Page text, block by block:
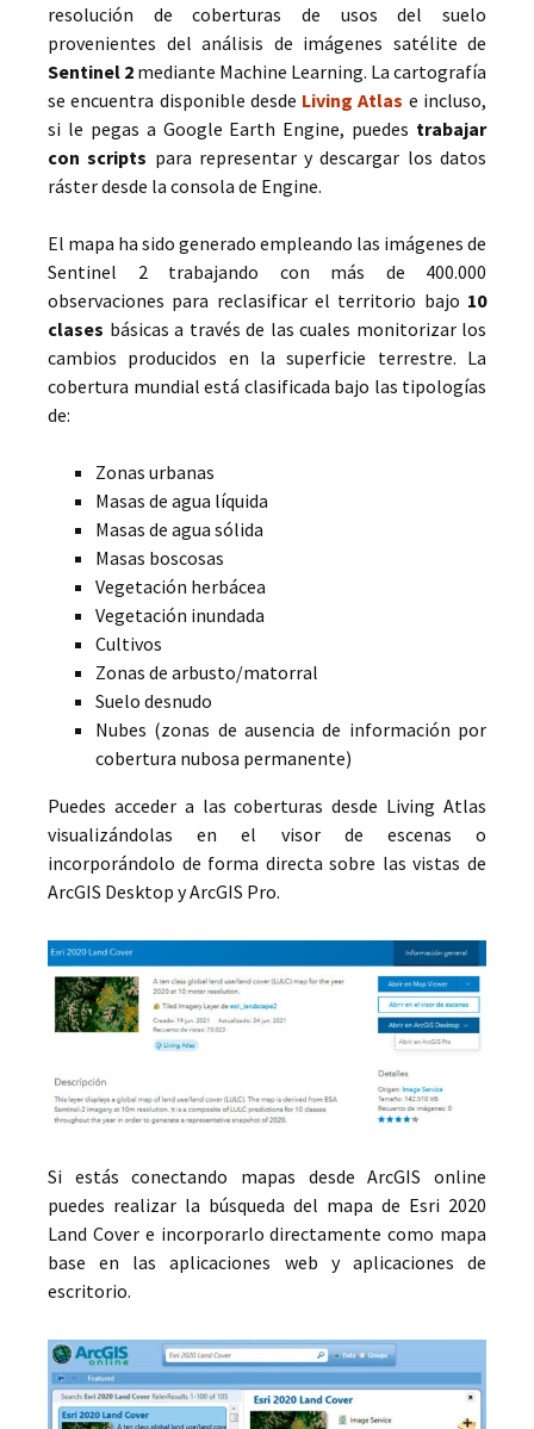
resolución de coberturas de usos del suelo
provenientes del análisis de imágenes satélite de
Sentinel 2 mediante Machine Learning. La cartografía
se encuentra disponible desde Living Atlas e incluso,
si le pegas a Google Earth Engine, puedes trabajar
con scripts para representar y descargar los datos
ráster desde la consola de Engine.
El mapa ha sido generado empleando las imágenes de
Sentinel 2 trabajando con más de 400.000
observaciones para reclasificar el territorio bajo 10
clases básicas a través de las cuales monitorizar los
cambios producidos en la superficie terrestre. La
cobertura mundial está clasificada bajo las tipologías
de:
Zonas urbanas
Masas de agua líquida
Masas de agua sólida
Masas boscosas
Vegetación herbácea
Vegetación inundada
Cultivos
Zonas de arbusto/matorral
Suelo desnudo
Nubes (zonas de ausencia de información por
cobertura nubosa permanente)
Puedes acceder a las coberturas desde Living Atlas
visualizándolas en el visor de escenas o
incorporándolo de forma directa sobre las vistas de
ArcGIS Desktop y ArcGIS Pro.
Si estás conectando mapas desde ArcGIS online
puedes realizar la búsqueda del mapa de Esri 2020
Land Cover e incorporarlo directamente como mapa
base en las aplicaciones web y aplicaciones de
escritorio.